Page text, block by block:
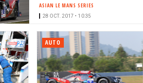
ASIAN LE MANS SERIES
28 OCT. 2017 • 10:35
AUTO